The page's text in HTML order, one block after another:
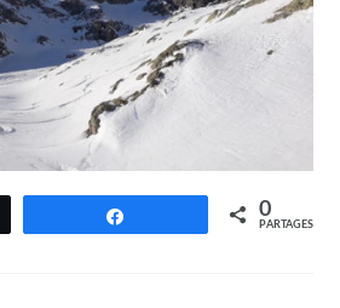
0
PARTAGES